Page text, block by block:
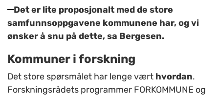
–Det er lite proposjonalt med de store
samfunnsoppgavene kommunene har, og vi
ønsker å snu på dette, sa Bergesen.
Kommuner i forskning
Det store spørsmålet har lenge vært hvordan.
Forskningsrådets programmer FORKOMMUNE og